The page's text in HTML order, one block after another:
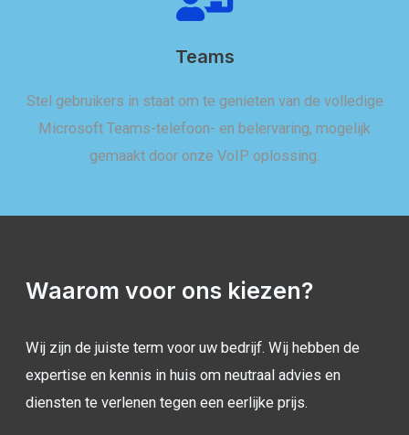
Teams
Stel gebruikers in staat om te genieten van de volledige
Microsoft Teams-telefoon- en belervaring, mogelijk
gemaakt door onze VoIP oplossing.
Waarom voor ons kiezen?
Wij zijn de juiste term voor uw bedrijf. Wij hebben de
expertise en kennis in huis om neutraal advies en
diensten te verlenen tegen een eerlijke prijs.